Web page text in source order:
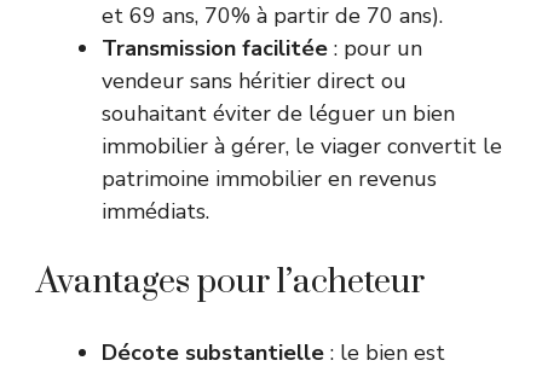
et 69 ans, 70% à partir de 70 ans).
Transmission facilitée : pour un
vendeur sans héritier direct ou
souhaitant éviter de léguer un bien
immobilier à gérer, le viager convertit le
patrimoine immobilier en revenus
immédiats.
Avantages pour l’acheteur
Décote substantielle : le bien est